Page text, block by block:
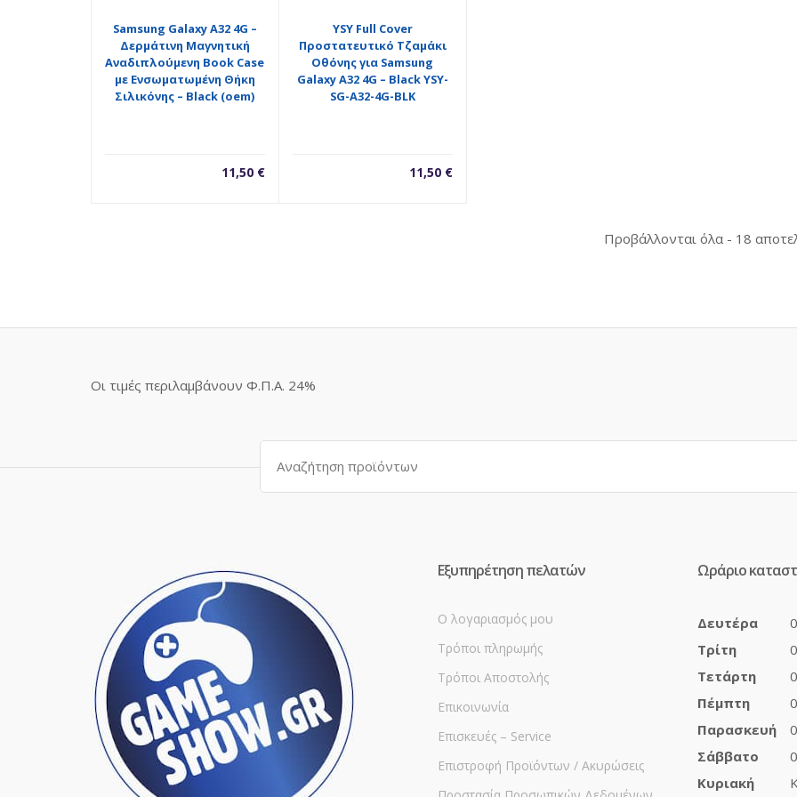
Samsung Galaxy A32 4G –
Δερμάτινη Μαγνητική
Αναδιπλούμενη Book Case
με Ενσωματωμένη Θήκη
Σιλικόνης – Black (oem)
11,50 €
YSY Full Cover
Προστατευτικό Τζαμάκι
Οθόνης για Samsung
Galaxy A32 4G – Black YSY-
SG-A32-4G-BLK
11,50 €
Προβάλλονται όλα - 18
Οι τιμές περιλαμβάνουν Φ.Π.Α. 24%
Αναζήτηση
για:
Εξυπηρέτηση πελατών
Ο λογαριασμός μου
Τρόποι πληρωμής
Τρόποι Αποστολής
Επικοινωνία
Επισκευές – Service
Επιστροφή Προϊόντων / Ακυρώσεις
Ωράριο
Δευτέρα
Τρίτη
Τετάρτη
Πέμπτη
Παρασκευή
Σάββατο
Κυριακή